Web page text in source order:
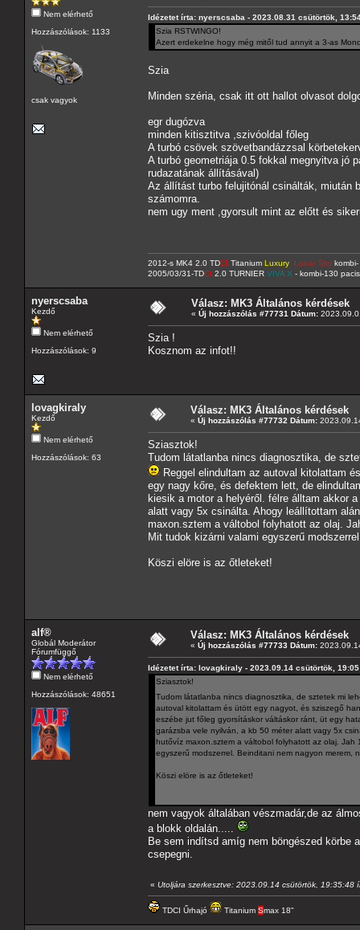
Nem elérhető
Hozzászólások: 1133
csak vagyok
Idézetet írta: nyerscsaba - 2023.08.31 csütörtök,
Szia RSTWINGO!
Azert erdekelne hogy még mitől tud annyit a 3-as
Szia
Minden széria, csak itt ott hallot olvasot
egr dugózva
minden kitisztitva ,szivóoldal főleg
A turbó csövek szövetbandázzsal
A turbó geometriája 0.5 fokkal megnyitva jó
rudazatának állításával)
Az állítást turbo felujitónál csinálták, miután
számomra.
nem ugy ment ,gyorsult mint az előtt és
2012-s MK4 2.0 TDCI Titanium Luxury Lunar Sky
2005/03/31-TDCI 2.0 TURNIER VIVA X - kombi-130
nyerscsaba
Kezdő
Nem elérhető
Hozzászólások: 9
Válasz: MK3 Általános kérdések
« Új hozzászólás #77731 Dátum:
Szia !
Kosznom az infot!!
lovagkiraly
Kezdő
Nem elérhető
Hozzászólások: 63
Válasz: MK3 Általános kérdések
« Új hozzászólás #77732 Dátum:
Sziasztok!
Tudom látatlanba nincs diagnosztika, de
Reggel elindultam az autoval kitolattam
egy nagy kőre, és defektem lett, de
kiesik a motor a helyéről. félre álltam akkor
alatt vagy 5x csinálta. Ahogy leállítottam
maxon.sztem a váltobol folyhatott az olaj.
Mit tudok kizárni valami egyszerű
Köszi elöre is az őtleteket!
alf®
Globál Moderátor
Fórumfüggő
Nem elérhető
Hozzászólások: 48651
Válasz: MK3 Általános kérdések
« Új hozzászólás #77733 Dátum:
Idézetet írta: lovagkiraly - 2023.09.14 csütörtök,
Sziasztok!
Tudom látatlanba nincs diagnosztika, de sztetek mi
autoval kitolattam és ütött egy nagyot, és sziszegő
eszébe jut főleg gyorsításkor váltáskor ránt, üt egy
garázsba vele nyilván, a kb 50 méter alatt vagy 5x
hutővíz maxon.sztem a váltobol folyhatott az olaj. Jah
egyszerű modszerrel. Beinditani nem nagyon merem,
Köszi elöre is az őtleteket!
nem vagyok általában vészmadár,de az
a blokk oldalán.....
Be sem indítsd amíg nem böngészed körbe
csepegni.
« Utoljára szerkesztve: 2023.09.14 csütörtök, 19:35:48
TDCI Űrhajó Titanium Smax 18"